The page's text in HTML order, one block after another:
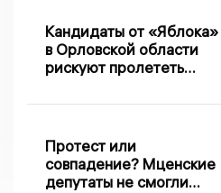
Кандидаты от «Яблока»
в Орловской области
рискуют пролететь
Протест или
совпадение? Мценские
депутаты не смогли